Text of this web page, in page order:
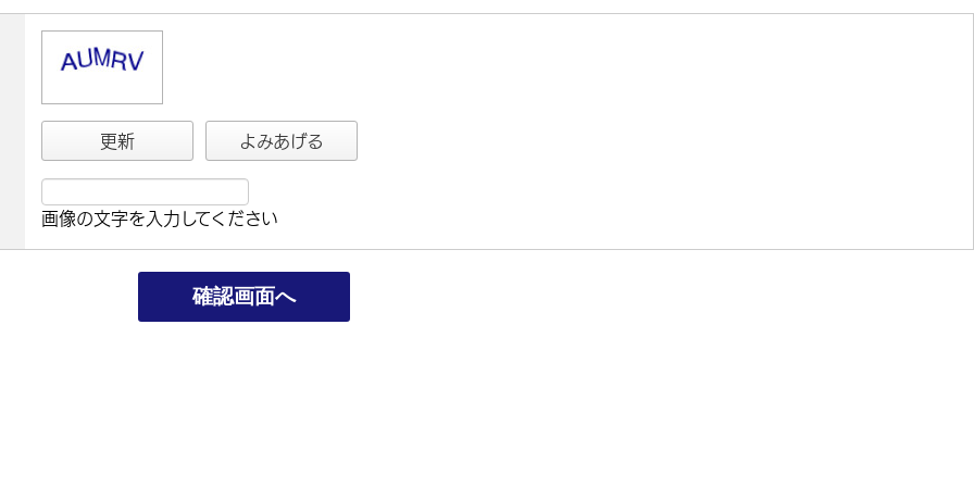
更新 よみあげる
画像の文字を入力してください